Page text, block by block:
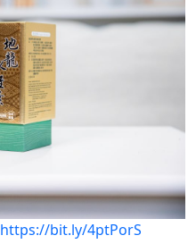
https://bit.ly/4ptPorS